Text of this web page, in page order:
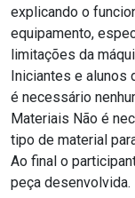
explicando o
equipamento,
limitações da
Iniciantes e alunos
é necessário
Materiais Não é
tipo de material
Ao final o
peça desenvolvida.